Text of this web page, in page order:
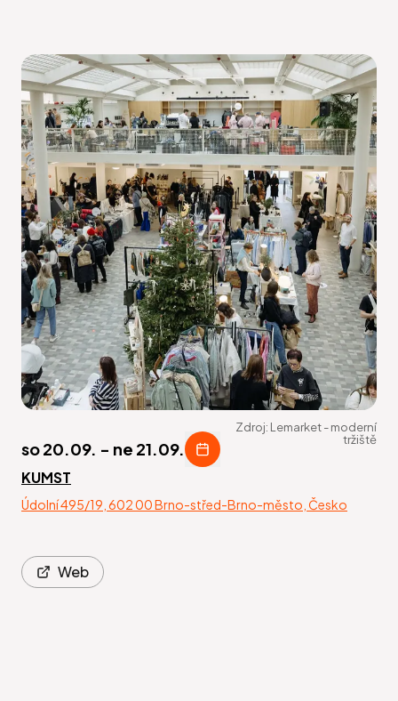
Zdroj: Lemarket - moderní
tržiště
so 20.09. - ne 21.09.
KUMST
Údolní 495/19, 602 00 Brno-střed-Brno-město, Česko
Web